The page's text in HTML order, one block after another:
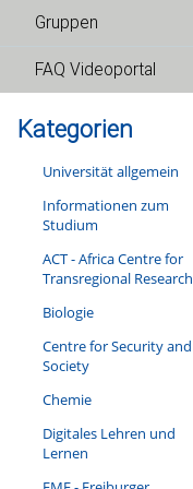
Gruppen
FAQ Videoportal
Kategorien
Universität allgemein
Informationen zum
Studium
ACT - Africa Centre for
Transregional Research
Biologie
Centre for Security and
Society
Chemie
Digitales Lehren und
Lernen